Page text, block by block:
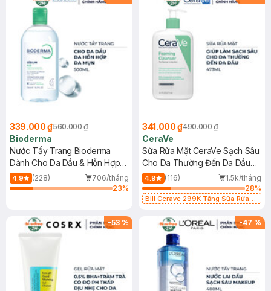
339.000 ₫560.000 ₫
Bioderma
Nước Tẩy Trang Bioderma
Dành Cho Da Dầu & Hỗn Hợp
500ml
4.9 (228)
706/tháng
23%
341.000 ₫490.000 ₫
CeraVe
Sữa Rửa Mặt CeraVe Sạch Sâu
Cho Da Thường Đến Da Dầu
473ml
4.9 (116)
1.5k/tháng
28%
Bill Cerave 299K Tặng Sữa Rửa
-53 % -47 %